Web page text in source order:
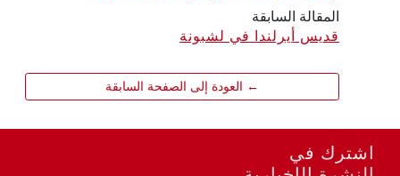
المقالة السابقة
قديس أيرلندا في لشبونة
← العودة إلى الصفحة السابقة
اشترك في